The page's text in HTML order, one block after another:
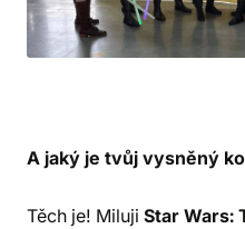
A jaký je tvůj vysněný
Těch je! Miluji Star Wars: